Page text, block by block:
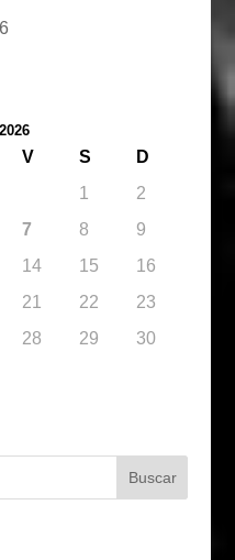
V S
D
1
2
7 8
9
14 15
16
21 22
23
28 29
30